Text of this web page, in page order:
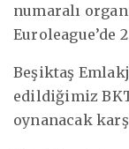
numaralı
Euroleague’de
Beşiktaş
edildiğimiz
oynanacak